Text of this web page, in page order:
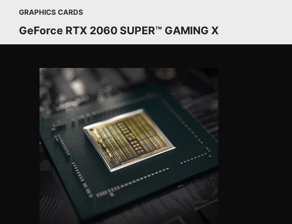
GRAPHICS CARDS
GeForce RTX 2060 SUPER™ GAMING X